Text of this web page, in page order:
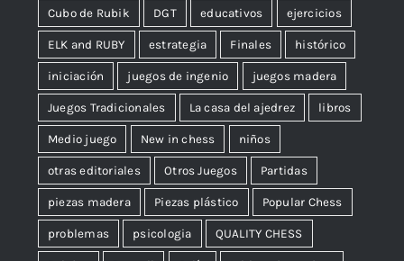
Cubo de Rubik DGT educativos ejercicios
ELK and RUBY estrategia Finales histórico
iniciación juegos de ingenio juegos madera
Juegos Tradicionales La casa del ajedrez libros
Medio juego New in chess niños
otras editoriales Otros Juegos Partidas
piezas madera Piezas plástico Popular Chess
problemas psicologia QUALITY CHESS